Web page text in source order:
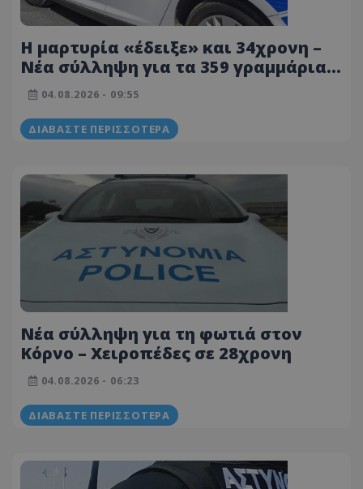
Η μαρτυρία «έδειξε» και 34χρονη –
Νέα σύλληψη για τα 359 γραμμάρια
κοκαΐνης
04.08.2026 - 09:55
ΔΙΑΒΆΣΤΕ ΠΕΡΙΣΣΌΤΕΡΑ
Νέα σύλληψη για τη φωτιά στον
Κόρνο – Χειροπέδες σε 28χρονη
04.08.2026 - 06:23
ΔΙΑΒΆΣΤΕ ΠΕΡΙΣΣΌΤΕΡΑ